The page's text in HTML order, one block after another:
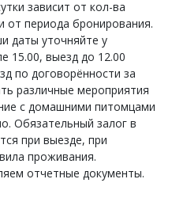
зависит от кол-ва
периода бронирования.
даты уточняйте у
15.00, выезд до 12.00
по договорённости за
различные мероприятия
с домашними питомцами
Обязательный залог в
при выезде, при
проживания.
отчетные документы.